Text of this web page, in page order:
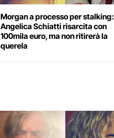
Morgan a processo per stalking:
Angelica Schiatti risarcita con
100mila euro, ma non ritirerà la
querela